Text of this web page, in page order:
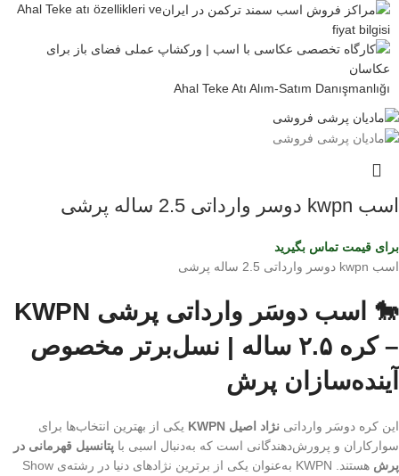
Ahal Teke atı özellikleri ve
fiyat bilgisi
Ahal Teke Atı Alım-Satım Danışmanlığı
اسب kwpn دوسر وارداتی 2.5 ساله پرشی
برای قیمت تماس بگیرید
اسب kwpn دوسر وارداتی 2.5 ساله پرشی
🐎 اسب دوسَر وارداتی پرشی KWPN
– کره ۲.۵ ساله | نسل‌برتر مخصوص
آینده‌سازان پرش
این کره دوسَر وارداتی نژاد اصیل KWPN
یکی از بهترین انتخاب‌ها برای
سوارکاران و پرورش‌دهندگانی است که به‌دنبال اسبی با پتانسیل قهرمانی در
پرش
هستند. KWPN به‌عنوان یکی از برترین نژادهای دنیا در رشته‌ی Show